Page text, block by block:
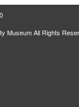
Museum All Rights